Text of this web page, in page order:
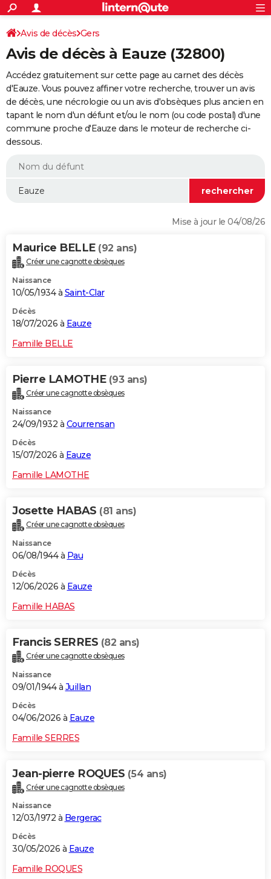
ACTUALITÉS
Politique
Société
Faits Divers
Education
Monde
Villes
+
SPORT
Coupe du monde 2026
Football
Tennis
Cyclisme
Rugby
Forum
Programme TV
TNT
Streaming
Cinéma
Sorties cinéma
Musique
+
FINANCE
Retraite
Epargne
Immobilier
Risques naturels par ville
Assurance
AUTO
Essais
Réserver un essai
Citadines
Berlines
SUV
Forum auto
+
HIGH-TECH
BRICOLAGE
WEEK-END
Alimentation
Guide de la santé
Maladies
Médicaments
Sommeil
VOYAGE
Destinations
City break
Voyage nature
Voyage de noces
Forum
Climat
+PHOTO
GUIDES D'ACHAT
Carte de Noël
Carte Bonne année
Carte Saint-Valentin
Carte Pâques
Carte d'anniversaire
DICTIONNAIRE
Dictionnaire
Biographies
Citations
Expressions
Proverbes
PROGRAMME TV
S'inscrire
Se connecter
Lycées
Collèges
Primaires
Universités
Entreprises
Service militaire
Avis de recherche
AVIS DE DÉCÈS
FORUM
Avis de décès Gers
Avis de décès à Eauze (32800)
Accédez gratuitement sur cette page au carnet des décès
d'Eauze. Vous pouvez affiner votre recherche, trouver un avis
de décès, une nécrologie ou un avis d'obsèques plus ancien en
tapant le nom d'un défunt et/ou le nom (ou code postal) d'une
commune proche d'Eauze dans le moteur de recherche ci-
dessous.
Mise à jour le 04/08/26
Maurice BELLE (92 ans)
Créer une cagnotte obsèques
Naissance
10/05/1934 à Saint-Clar
Décès
18/07/2026 à Eauze
Famille BELLE
Pierre LAMOTHE (93 ans)
Créer une cagnotte obsèques
Naissance
24/09/1932 à Courrensan
Décès
15/07/2026 à Eauze
Famille LAMOTHE
Josette HABAS (81 ans)
Créer une cagnotte obsèques
Naissance
06/08/1944 à Pau
Décès
12/06/2026 à Eauze
Famille HABAS
Francis SERRES (82 ans)
Créer une cagnotte obsèques
Naissance
09/01/1944 à Juillan
Décès
04/06/2026 à Eauze
Famille SERRES
Jean-pierre ROQUES (54 ans)
Créer une cagnotte obsèques
Naissance
12/03/1972 à Bergerac
Décès
30/05/2026 à Eauze
Famille ROQUES